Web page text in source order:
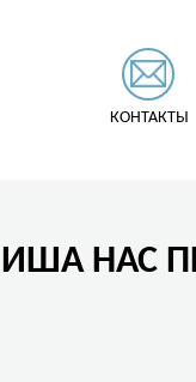
КОНТАКТЫ
НАС